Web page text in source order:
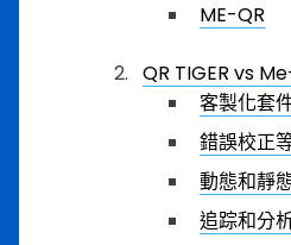
ME-QR
QR TIGER vs
客製化套
錯誤校正
動態和靜
追踪和分